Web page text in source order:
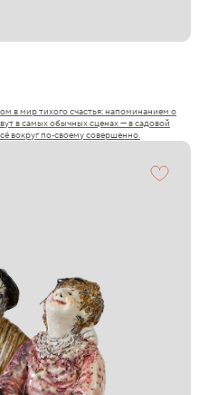
в мир тихого счастья: напоминанием о
в самых обычных сценах — в садовой
вокруг по‑своему совершенно.